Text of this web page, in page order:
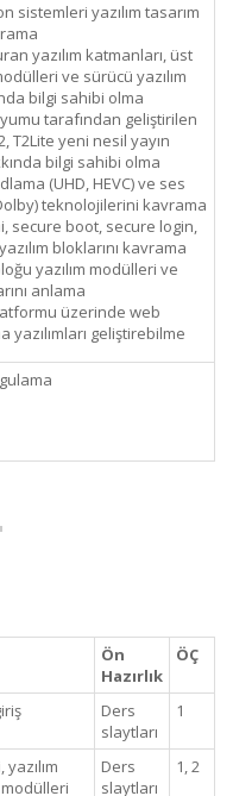
sistemleri yazılım tasarım
yazılım katmanları, üst
ve sürücü yazılım
bilgi sahibi olma
tarafından geliştirilen
T2Lite yeni nesil yayın
bilgi sahibi olma
(UHD, HEVC) ve ses
teknolojilerini kavrama
secure boot, secure login,
bloklarını kavrama
yazılım modülleri ve
anlama
üzerinde web
yazılımları geliştirebilme
Ön
Hazırlık
ÖÇ
Ders
slaytları
1
modülleri
Ders
slaytları
1, 2